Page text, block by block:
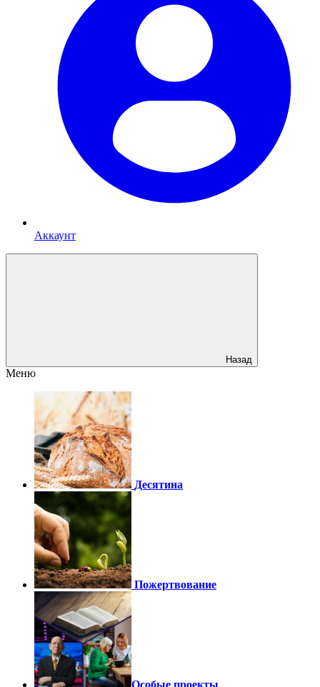
Аккаунт
Назад
Меню
Десятина
Пожертвование
Особые проекты